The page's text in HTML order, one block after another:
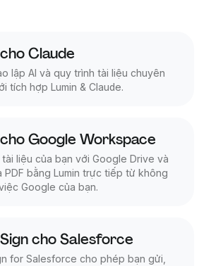
Claude
lập AI và quy trình tài liệu chuyên
tích hợp Lumin & Claude.
Google Workspace
liệu của bạn với Google Drive và
PDF bằng Lumin trực tiếp từ không
Google của bạn.
cho Salesforce
for Salesforce cho phép bạn gửi,